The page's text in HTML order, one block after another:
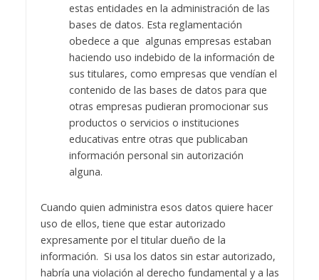
estas entidades en la administración de las
bases de datos. Esta reglamentación
obedece a que algunas empresas estaban
haciendo uso indebido de la información de
sus titulares, como empresas que vendían el
contenido de las bases de datos para que
otras empresas pudieran promocionar sus
productos o servicios o instituciones
educativas entre otras que publicaban
información personal sin autorización
alguna.
Cuando quien administra esos datos quiere hacer
uso de ellos, tiene que estar autorizado
expresamente por el titular dueño de la
información. Si usa los datos sin estar autorizado,
habría una violación al derecho fundamental y a las